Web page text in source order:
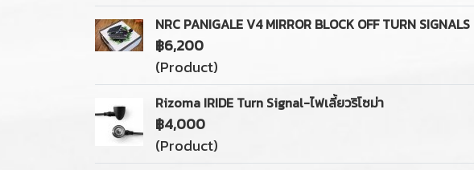
NRC PANIGALE V4 MIRROR BLOCK OFF TURN SIGNALS
฿6,200
(Product)
Rizoma IRIDE Turn Signal-ไฟเลี้ยวริโซม่า
฿4,000
(Product)